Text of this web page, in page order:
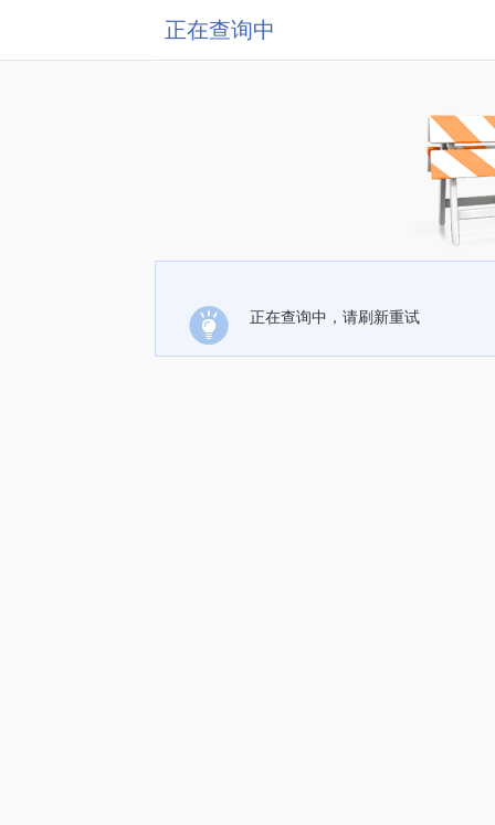
正在查询中
正在查询中，请刷新重试